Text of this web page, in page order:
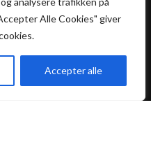
Alle Cookies" giver
Accepter alle